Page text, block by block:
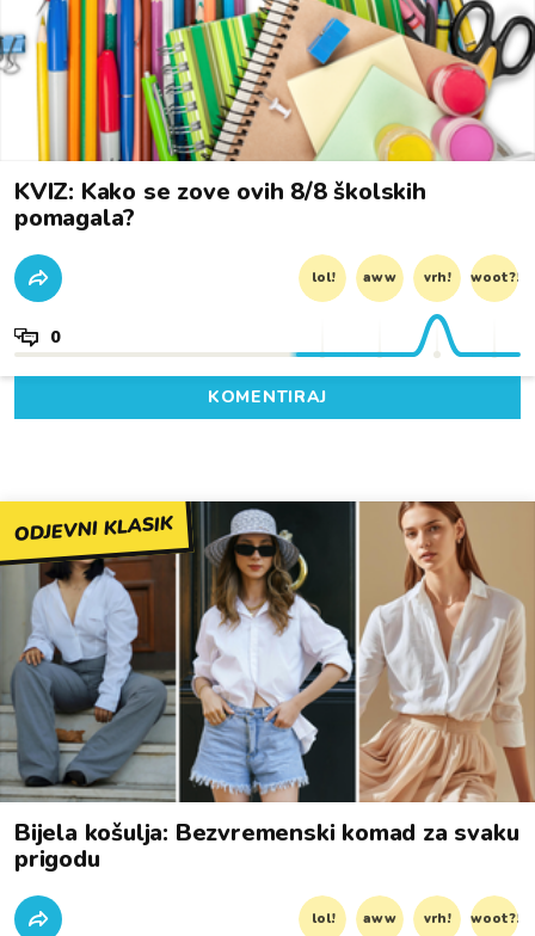
KVIZ: Kako se zove ovih 8/8 školskih
pomagala?
lol! aww vrh! woot?!
0
KOMENTIRAJ
ODJEVNI KLASIK
Bijela košulja: Bezvremenski komad za svaku
prigodu
lol! aww vrh! woot?!